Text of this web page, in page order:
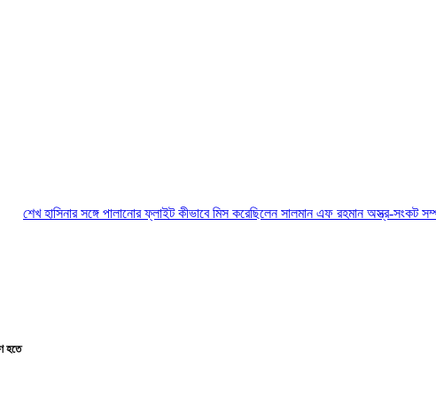
সঙ্গে পালানোর ফ্লাইট কীভাবে মিস করেছিলেন সালমান এফ রহমানঅস্ত্র-সংকট সম্পর্কে জানতেন
হতে